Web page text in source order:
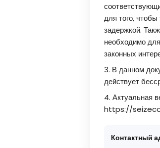
для того,
задержкой.
необходимо
законных
3. В данном
действует
4. Актуальная
https://
Контактный